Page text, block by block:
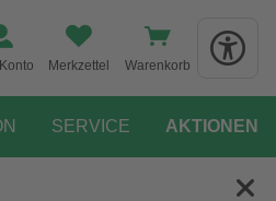
Merkzettel Warenkorb
SERVICE AKTIONEN